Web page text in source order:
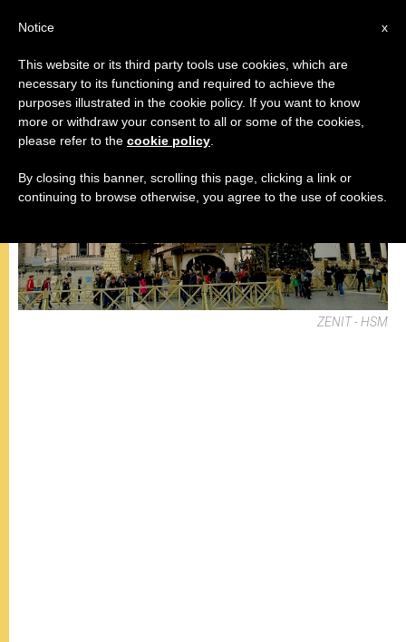
MISERICORDIA
ZENIT - HSM
x
Notice
This website or its third party tools use cookies, which are
necessary to its functioning and required to achieve the
purposes illustrated in the cookie policy. If you want to know
more or withdraw your consent to all or some of the cookies,
please refer to the cookie policy
By closing this banner, scrolling this page, clicking a link or
continuing to browse otherwise, you agree to the use of cookies.